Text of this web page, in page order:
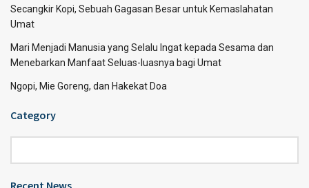
Secangkir Kopi, Sebuah Gagasan Besar untuk Kemaslahatan
Umat
Mari Menjadi Manusia yang Selalu Ingat kepada Sesama dan
Menebarkan Manfaat Seluas-luasnya bagi Umat
Ngopi, Mie Goreng, dan Hakekat Doa
Category
Recent News